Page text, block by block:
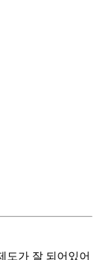
도가 잘 되어있어